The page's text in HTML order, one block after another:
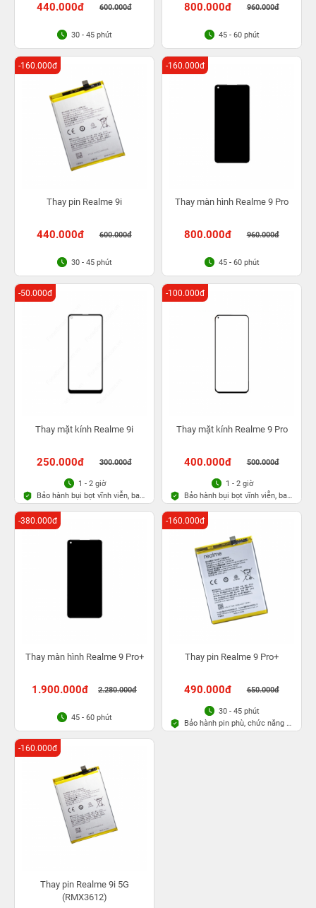
440.000đ 600.000đ
30 - 45 phút
800.000đ 960.000đ
45 - 60 phút
Thay pin Realme 9i
440.000đ 600.000đ
-160.000đ
30 - 45 phút
Thay màn hình Realme 9 Pro
800.000đ 960.000đ
-160.000đ
45 - 60 phút
Thay mặt kính Realme 9i
250.000đ 300.000đ
-50.000đ
1 - 2 giờ
Bảo hành bụi bọt vĩnh viễn, bao
rơi vỡ kính
Thay mặt kính Realme 9 Pro
400.000đ 500.000đ
-100.000đ
1 - 2 giờ
Bảo hành bụi bọt vĩnh viễn, bao
rơi vỡ kính
Thay màn hình Realme 9 Pro+
1.900.000đ 2.280.000đ
-380.000đ
45 - 60 phút
Thay pin Realme 9 Pro+
490.000đ 650.000đ
-160.000đ
30 - 45 phút
Bảo hành pin phù, chức năng 6
tháng
Thay pin Realme 9i 5G
(RMX3612)
-160.000đ